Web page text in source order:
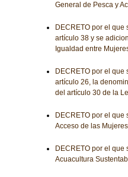
General de Pesca y
DECRETO por el que
artículo 38 y se
Igualdad entre
DECRETO por el que
artículo 26, la
del artículo 30 de la
DECRETO por el
Acceso de las
DECRETO por el que
Acuacultura